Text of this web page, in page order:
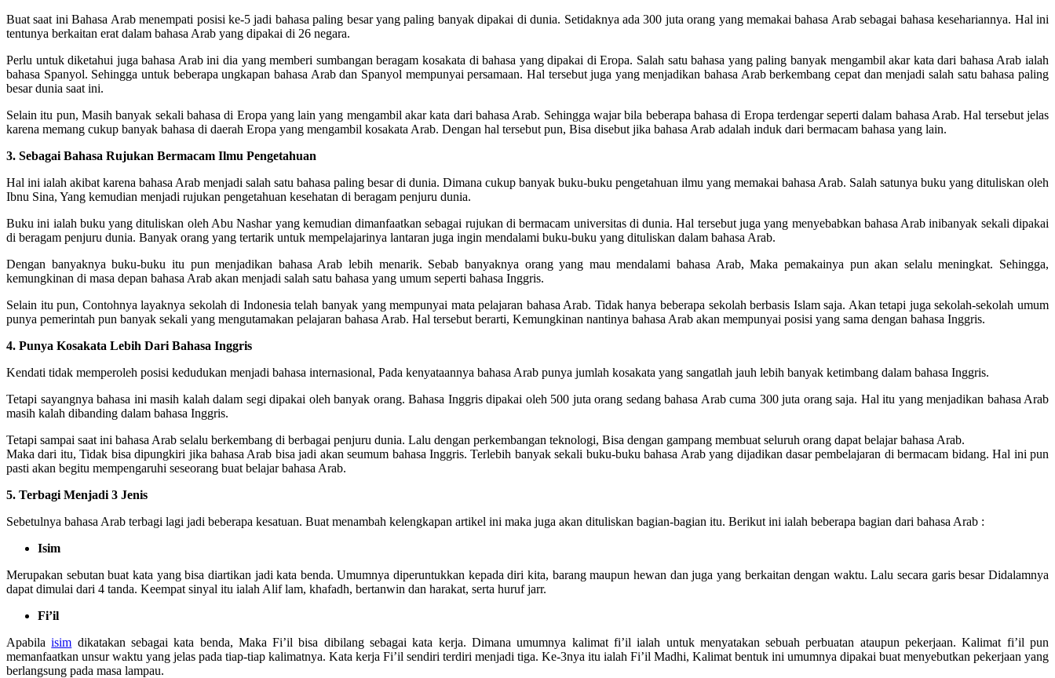
Buat saat ini Bahasa Arab menempati posisi ke-5 jadi bahasa paling besar yang paling banyak dipakai di dunia. Setidaknya ada 300 juta orang yang memakai bahasa Arab sebagai bahasa kesehariannya. Hal ini
tentunya berkaitan erat dalam bahasa Arab yang dipakai di 26 negara.
Perlu untuk diketahui juga bahasa Arab ini dia yang memberi sumbangan beragam kosakata di bahasa yang dipakai di Eropa. Salah satu bahasa yang paling banyak mengambil akar kata dari bahasa Arab ialah
bahasa Spanyol. Sehingga untuk beberapa ungkapan bahasa Arab dan Spanyol mempunyai persamaan. Hal tersebut juga yang menjadikan bahasa Arab berkembang cepat dan menjadi salah satu bahasa paling
besar dunia saat ini.
Selain itu pun, Masih banyak sekali bahasa di Eropa yang lain yang mengambil akar kata dari bahasa Arab. Sehingga wajar bila beberapa bahasa di Eropa terdengar seperti dalam bahasa Arab. Hal tersebut jelas
karena memang cukup banyak bahasa di daerah Eropa yang mengambil kosakata Arab. Dengan hal tersebut pun, Bisa disebut jika bahasa Arab adalah induk dari bermacam bahasa yang lain.
3. Sebagai Bahasa Rujukan Bermacam Ilmu Pengetahuan
Hal ini ialah akibat karena bahasa Arab menjadi salah satu bahasa paling besar di dunia. Dimana cukup banyak buku-buku pengetahuan ilmu yang memakai bahasa Arab. Salah satunya buku yang dituliskan oleh
Ibnu Sina, Yang kemudian menjadi rujukan pengetahuan kesehatan di beragam penjuru dunia.
Buku ini ialah buku yang dituliskan oleh Abu Nashar yang kemudian dimanfaatkan sebagai rujukan di bermacam universitas di dunia. Hal tersebut juga yang menyebabkan bahasa Arab inibanyak sekali dipakai
di beragam penjuru dunia. Banyak orang yang tertarik untuk mempelajarinya lantaran juga ingin mendalami buku-buku yang dituliskan dalam bahasa Arab.
Dengan banyaknya buku-buku itu pun menjadikan bahasa Arab lebih menarik. Sebab banyaknya orang yang mau mendalami bahasa Arab, Maka pemakainya pun akan selalu meningkat. Sehingga,
kemungkinan di masa depan bahasa Arab akan menjadi salah satu bahasa yang umum seperti bahasa Inggris.
Selain itu pun, Contohnya layaknya sekolah di Indonesia telah banyak yang mempunyai mata pelajaran bahasa Arab. Tidak hanya beberapa sekolah berbasis Islam saja. Akan tetapi juga sekolah-sekolah umum
punya pemerintah pun banyak sekali yang mengutamakan pelajaran bahasa Arab. Hal tersebut berarti, Kemungkinan nantinya bahasa Arab akan mempunyai posisi yang sama dengan bahasa Inggris.
4. Punya Kosakata Lebih Dari Bahasa Inggris
Kendati tidak memperoleh posisi kedudukan menjadi bahasa internasional, Pada kenyataannya bahasa Arab punya jumlah kosakata yang sangatlah jauh lebih banyak ketimbang dalam bahasa Inggris.
Tetapi sayangnya bahasa ini masih kalah dalam segi dipakai oleh banyak orang. Bahasa Inggris dipakai oleh 500 juta orang sedang bahasa Arab cuma 300 juta orang saja. Hal itu yang menjadikan bahasa Arab
masih kalah dibanding dalam bahasa Inggris.
Tetapi sampai saat ini bahasa Arab selalu berkembang di berbagai penjuru dunia. Lalu dengan perkembangan teknologi, Bisa dengan gampang membuat seluruh orang dapat belajar bahasa Arab.
Maka dari itu, Tidak bisa dipungkiri jika bahasa Arab bisa jadi akan seumum bahasa Inggris. Terlebih banyak sekali buku-buku bahasa Arab yang dijadikan dasar pembelajaran di bermacam bidang. Hal ini pun
pasti akan begitu mempengaruhi seseorang buat belajar bahasa Arab.
5. Terbagi Menjadi 3 Jenis
Sebetulnya bahasa Arab terbagi lagi jadi beberapa kesatuan. Buat menambah kelengkapan artikel ini maka juga akan dituliskan bagian-bagian itu. Berikut ini ialah beberapa bagian dari bahasa Arab :
Isim
Merupakan sebutan buat kata yang bisa diartikan jadi kata benda. Umumnya diperuntukkan kepada diri kita, barang maupun hewan dan juga yang berkaitan dengan waktu. Lalu secara garis besar Didalamnya
dapat dimulai dari 4 tanda. Keempat sinyal itu ialah Alif lam, khafadh, bertanwin dan harakat, serta huruf jarr.
Fi’il
Apabilaisim dikatakan sebagai kata benda, Maka Fi’il bisa dibilang sebagai kata kerja. Dimana umumnya kalimat fi’il ialah untuk menyatakan sebuah perbuatan ataupun pekerjaan. Kalimat fi’il pun
memanfaatkan unsur waktu yang jelas pada tiap-tiap kalimatnya. Kata kerja Fi’il sendiri terdiri menjadi tiga. Ke-3nya itu ialah Fi’il Madhi, Kalimat bentuk ini umumnya dipakai buat menyebutkan pekerjaan yang
berlangsung pada masa lampau.